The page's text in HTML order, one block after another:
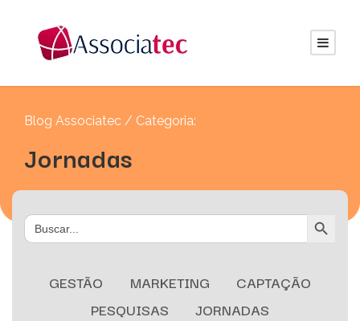
Blog Associatec / Categoria:
Jornadas
Search
for:
Search Button
GESTÃO MARKETING
CAPTAÇÃO
PESQUISAS
JORNADAS